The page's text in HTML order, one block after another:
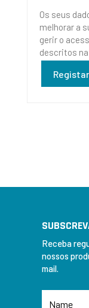
Os seus
melhorar a
gerir o
descritos
Receba
nossos
mail.